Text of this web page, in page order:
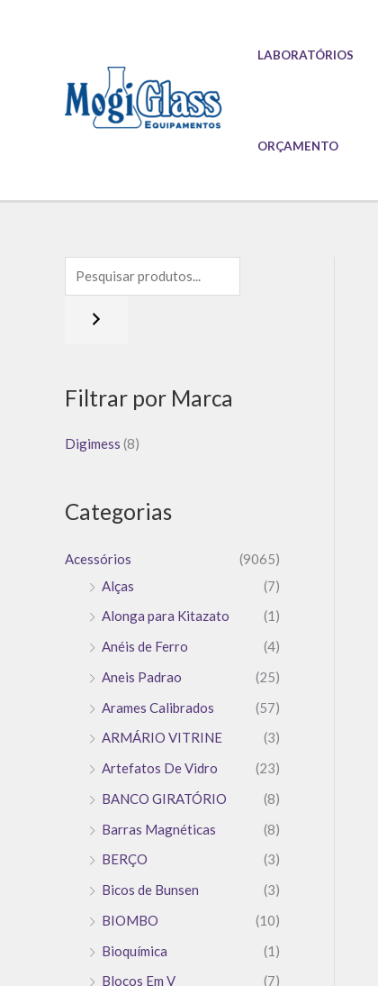
LABORATÓRIOS
ORÇAMENTO
Filtrar por Marca
Digimess (8)
Categorias
Acessórios
(9065)
Alças
(7)
Alonga para Kitazato
(1)
Anéis de Ferro
(4)
Aneis Padrao
(25)
Arames Calibrados
(57)
ARMÁRIO VITRINE
(3)
Artefatos De Vidro
(23)
BANCO GIRATÓRIO
(8)
Barras Magnéticas
(8)
BERÇO
(3)
Bicos de Bunsen
(3)
BIOMBO
(10)
Bioquímica
(1)
Blocos Em V
(7)